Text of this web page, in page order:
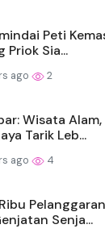
Peti
Priok Sia...
ago 2
Wisata
Tarik Leb...
ago 4
Senja...